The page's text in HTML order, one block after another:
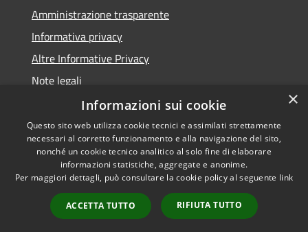
Amministrazione trasparente
Informativa privacy
Altre Informative Privacy
Note legali
Dichiarazione di accessibilità
RSS
Accessibilità
Copyright © 2026 • Comune di
Municipium•
Accesso
redazione
×
Informazioni sui cookie
Questo sito web utilizza cookie tecnici e assimilati strettamente
necessari al corretto funzionamento e alla navigazione del sito,
nonché un cookie tecnico analitico al solo fine di elaborare
informazioni statistiche, aggregate e anonime.
Per maggiori dettagli, può consultare la cookie policy al seguente link
ACCETTA TUTTO RIFIUTA TUTTO